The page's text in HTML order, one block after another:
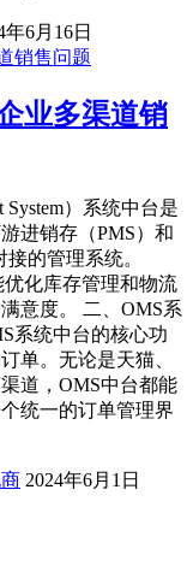
年6月16日
业多渠道销
System）系统中台是
进销存（PMS）和
的管理系统。
化库存管理和物流
意度。 二、OMS系
系统中台的核心功
单。无论是天猫、
道，OMS中台都能
统一的订单管理界
2024年6月1日